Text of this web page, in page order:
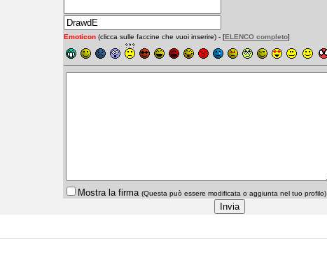
Emoticon (clicca sulle faccine che vuoi inserire) - [ELENCO completo]
Mostra la firma (Questa può essere modificata o aggiunta nel tuo profilo)